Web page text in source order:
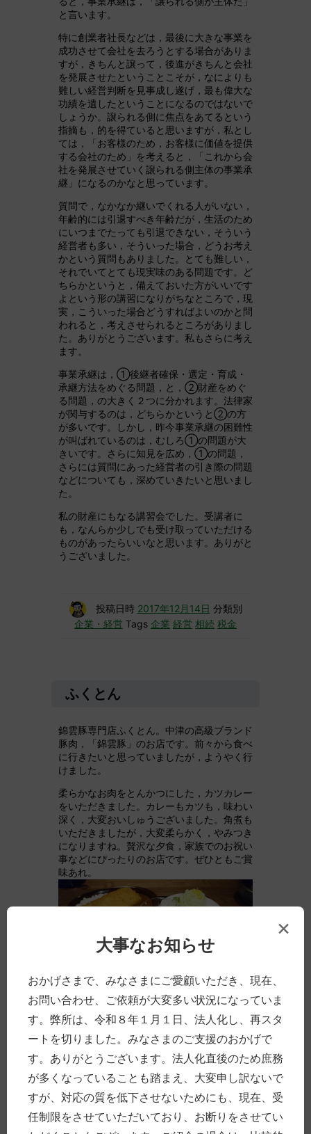
と言います。
特に創業者社長などは，最後に大きな事業を
成功させて会社を去ろうとする場合がありま
すが，きちんと譲って，後進がきちんと会社
を発展させたということこそが，なによりも
難しい経営判断を見事成し遂げ，最も偉大な
功績を遺したということになるのではないで
しょうか。譲られる側に焦点をあてるという
指摘も，的を得ていると思いますが，私とし
ては，「お客様のため，お客様に価値を提供
する会社のため」を考えると，「これから会
社を発展させていく譲られる側主体の事業承
継」になるのかなと思っています。
質問で，なかなか継いでくれる人がいない，
年齢的には引退すべき年齢だが，生活のため
にいつまでたっても引退できない，そういう
経営者も多い，そういった場合，どうお考え
かという質問もありました。とても難しい，
それでいてとても現実味のある問題です。ど
ちらかというと，備えておいた方がいいです
よという形の講習になりがちなところで，現
実，こういった場合どうすればよいのかと問
われると，考えさせられるところがありまし
た。ありがとうございます。私もさらに考え
ます。
事業承継は，①後継者確保・選定・育成・
承継方法をめぐる問題，と，②財産をめぐ
る問題，の大きく２つに分かれます。法律家
が関与するのは，どちらかというと②の方
が多いです。しかし，昨今事業承継の困難性
が叫ばれているのは，むしろ①の問題が大
きいです。さらに知見を広め，①の問題，
さらには質問にあった経営者の引き際の問題
などについても，深めていきたいと思いまし
た。
私の財産にもなる講習会でした。受講者に
も，なんらか少しでも受け取っていただける
ものがあったらいいなと思います。ありがと
うございました。
投稿日時 2017年12月14日 分類別
企業・経営 Tags 企業 経営 相続 税金
ふくとん
錦雲豚専門店ふくとん。中津の高級ブランド
豚肉，「錦雲豚」のお店です。前々から食べ
に行きたいと思っていましたが，ようやく行
けました。
柔らかなお肉をとんかつにした，カツカレー
をいただきました。カレーもカツも，味わい
深く，大変おいしゅうございました。角煮も
いただきましたが，大変柔らかく，やみつき
になりますね。贅沢な夕食，家族でのお祝い
事などにぴったりのお店です。ぜひともご賞
味あれ。
×
大事なお知らせ
おかげさまで、みなさまにご愛顧いただき、現在、
お問い合わせ、ご依頼が大変多い状況になっていま
す。弊所は、令和８年１月１日、法人化し、再スタ
ートを切りました。みなさまのご支援のおかげで
す。ありがとうございます。法人化直後のため庶務
が多くなっていることも踏まえ、大変申し訳ないで
すが、対応の質を低下させないためにも、現在、受
任制限をさせていただいており、お断りをさせてい